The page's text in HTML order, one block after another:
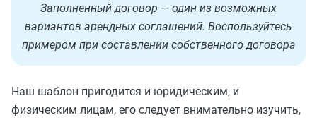
Заполненный договор — один из возможных
вариантов арендных соглашений. Воспользуйтесь
примером при составлении собственного договора
Наш шаблон пригодится и юридическим, и
физическим лицам, его следует внимательно изучить,